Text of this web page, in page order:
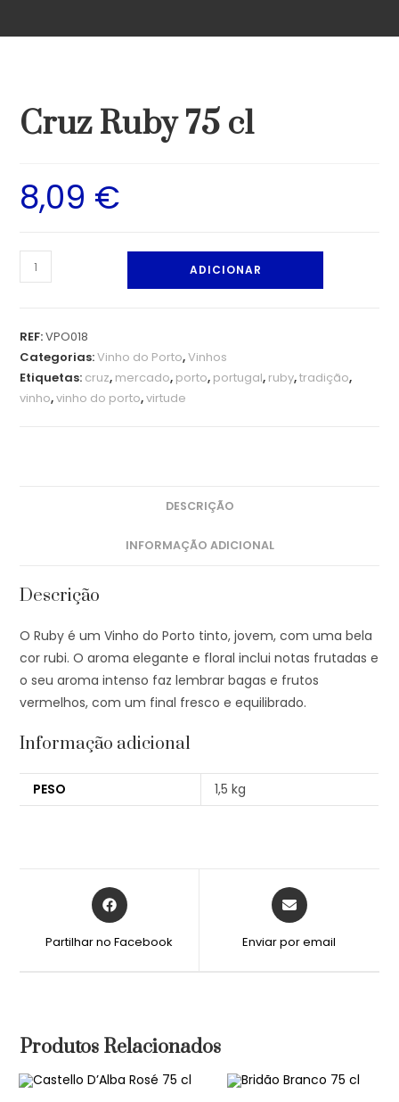
Cruz Ruby 75 cl
8,09 €
ADICIONAR
REF:VPO018
Categorias:Vinho do Porto,Vinhos
Etiquetas: cruz, mercado, porto, portugal, ruby,tradição,
vinho,vinho do porto,virtude
DESCRIÇÃO
INFORMAÇÃO ADICIONAL
Descrição
O Ruby é um Vinho do Porto tinto, jovem, com uma bela
cor rubi. O aroma elegante e floral inclui notas frutadas e
o seu aroma intenso faz lembrar bagas e frutos
vermelhos, com um final fresco e equilibrado.
Informação adicional
PESO 1,5 kg
Partilhar no Facebook Enviar por email
Produtos Relacionados